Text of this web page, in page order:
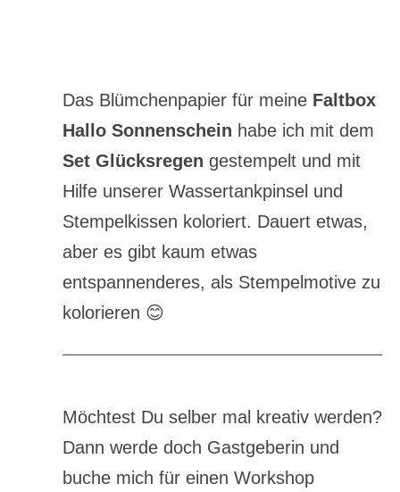
Das Blümchenpapier für meine Faltbox
Hallo Sonnenschein habe ich mit dem
Set Glücksregen gestempelt und mit
Hilfe unserer Wassertankpinsel und
Stempelkissen koloriert. Dauert etwas,
aber es gibt kaum etwas
entspannenderes, als Stempelmotive zu
kolorieren 😊
Möchtest Du selber mal kreativ werden?
Dann werde doch Gastgeberin und
buche mich für einen Workshop